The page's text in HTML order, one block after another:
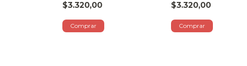
$3.320,00 $3.320,00